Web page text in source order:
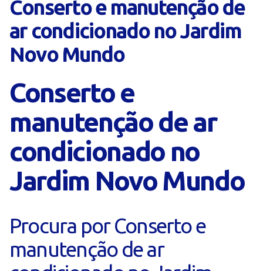
Conserto e manutenção de
ar condicionado no Jardim
Novo Mundo
Conserto e
manutenção de ar
condicionado no
Jardim Novo Mundo
Procura por Conserto e
manutenção de ar